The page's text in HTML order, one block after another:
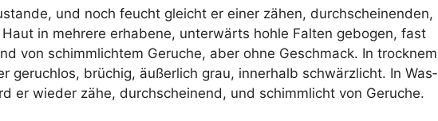
und noch feucht gleicht er einer zähen, durch­schei­nen­den,
in meh­re­re erha­be­ne, unter­wärts hoh­le Fal­ten gebo­gen, fast
von schimm­lich­tem Geru­che, aber ohne Geschmack. In trock­nem
geruch­los, brü­chig, äußer­lich grau, inner­halb schwärz­licht. In Was­
er wie­der zähe, durch­schei­nend, und schimm­licht von Geruche.